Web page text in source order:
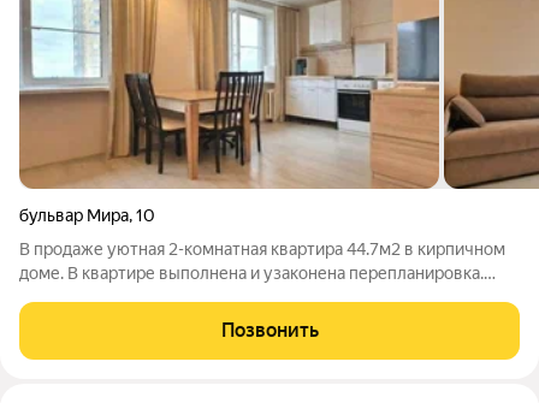
бульвар Мира,10
В продаже уютная 2-комнатная квартира 44.7м2 в кирпичном
доме. В квартире выполнена и узаконена перепланировка.
на застекленную лоджию. Просторная кухня гостиная 23.8 м2
на два окна, при
Позвонить